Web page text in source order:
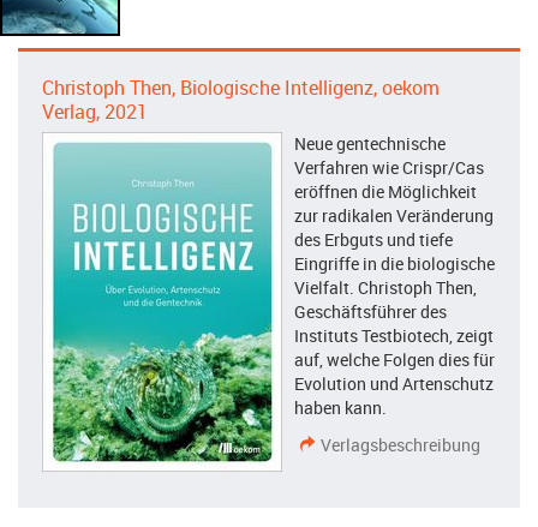
Christoph Then, Biologische Intelligenz, oekom
Verlag, 2021
Neue gentechnische
Verfahren wie Crispr/Cas
eröffnen die Möglichkeit
zur radikalen Veränderung
des Erbguts und tiefe
Eingriffe in die biologische
Vielfalt. Christoph Then,
Geschäftsführer des
Instituts Testbiotech, zeigt
auf, welche Folgen dies für
Evolution und Artenschutz
haben kann.
Verlagsbeschreibung